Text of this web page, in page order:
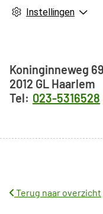
Instellingen
Koninginneweg 69
2012 GL Haarlem
023-5316528
Terug naar overzicht